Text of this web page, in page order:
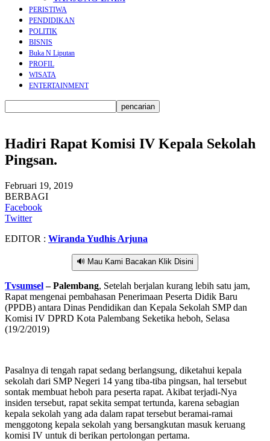
PERISTIWA
PENDIDIKAN
POLITIK
BISNIS
Buka N Liputan
PROFIL
WISATA
ENTERTAINMENT
Hadiri Rapat Komisi IV Kepala Sekolah
Pingsan.
Februari 19, 2019
BERBAGI
Facebook
Twitter
EDITOR : Wiranda Yudhis Arjuna
🔊 Mau Kami Bacakan Klik Disini
Tvsumsel– Palembang, Setelah berjalan kurang lebih satu jam,
Rapat mengenai pembahasan Penerimaan Peserta Didik Baru
(PPDB) antara Dinas Pendidikan dan Kepala Sekolah SMP dan
Komisi IV DPRD Kota Palembang Seketika heboh, Selasa
(19/2/2019)
Pasalnya di tengah rapat sedang berlangsung, diketahui kepala
sekolah dari SMP Negeri 14 yang tiba-tiba pingsan, hal tersebut
sontak membuat heboh para peserta rapat. Akibat terjadi-Nya
insiden tersebut, rapat sekita sempat tertunda, karena sebagian
kepala sekolah yang ada dalam rapat tersebut beramai-ramai
menggotong kepala sekolah yang bersangkutan masuk keruang
komisi IV untuk di berikan pertolongan pertama.